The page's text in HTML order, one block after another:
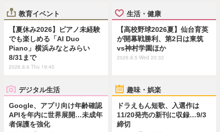
教育イベント
【夏休み2026】ピアノ未経験
でも楽しめる「AI Duo
Piano」横浜みなとみらい
8/31まで
2026.8.6 Thu 19:45
生活・健康
【高校野球2026夏】仙台育英
が開幕戦勝利、第2日は東筑
vs神村学園ほか
2026.8.5 Wed 20:32
デジタル生活
Google、アプリ向け年齢確認
APIを年内に世界展開…未成年
者保護を強化
趣味・娯楽
ドラえもん短歌、入選作は
11/20発売の新刊に収録…9/3
締切